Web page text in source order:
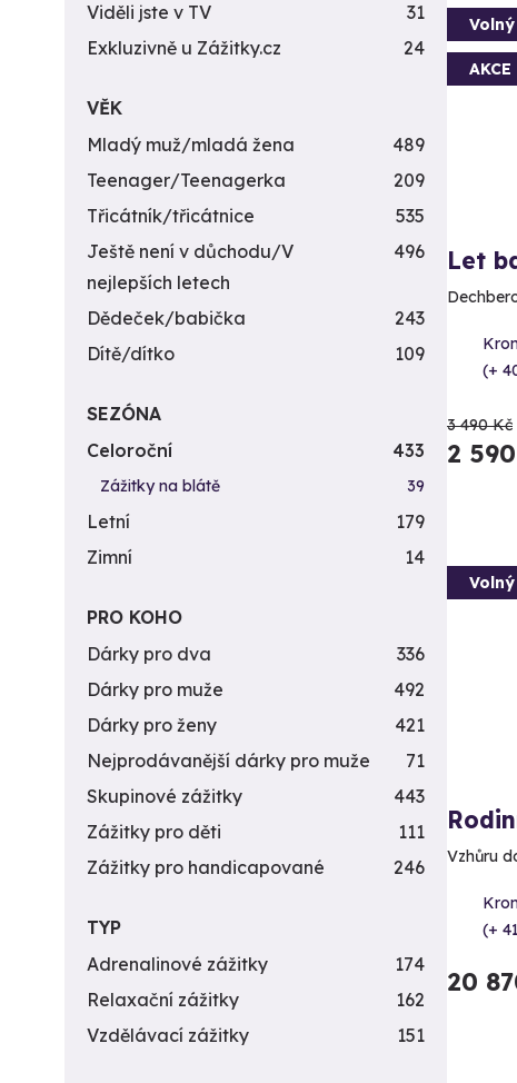
AKCE
Let
(+
3 490 Kč
2
Vzhůru
(+
20
Viděli jste v TV
31
Exkluzivně u Zážitky.cz
24
VĚK
Mladý muž/mladá žena
489
Teenager/Teenagerka
209
Třicátník/třicátnice
535
Ještě není v důchodu/V
nejlepších letech
496
Dědeček/babička
243
Dítě/dítko
109
SEZÓNA
Celoroční
433
Zážitky na blátě 39
Letní
179
Zimní
14
PRO KOHO
Dárky pro dva
336
Dárky pro muže
492
Dárky pro ženy
421
Nejprodávanější dárky pro muže
71
Skupinové zážitky
443
Zážitky pro děti
111
Zážitky pro handicapované
246
TYP
Adrenalinové zážitky
174
Relaxační zážitky
162
Vzdělávací zážitky
151